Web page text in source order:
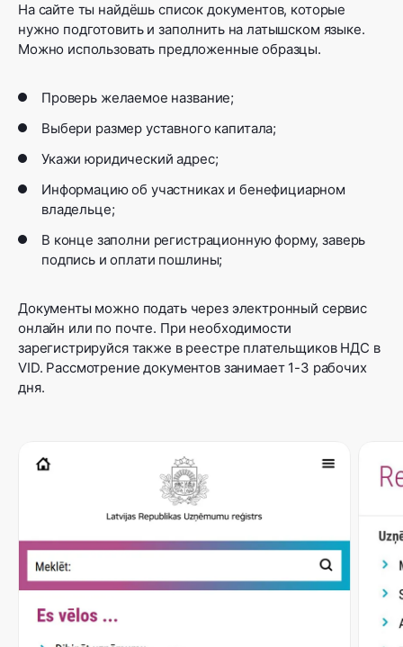
На сайте ты найдёшь список документов, которые
нужно подготовить и заполнить на латышском языке.
Можно использовать предложенные образцы.
Проверь желаемое название;
Выбери размер уставного капитала;
Укажи юридический адрес;
Информацию об участниках и бенефициарном
владельце;
В конце заполни регистрационную форму, заверь
подпись и оплати пошлины;
Документы можно подать через электронный сервис
онлайн или по почте. При необходимости
зарегистрируйся также в реестре плательщиков НДС в
VID. Рассмотрение документов занимает 1-3 рабочих
дня.